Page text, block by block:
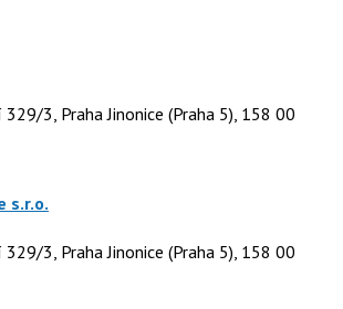
3, Praha Jinonice (Praha 5), 158 00
s.r.o.
3, Praha Jinonice (Praha 5), 158 00